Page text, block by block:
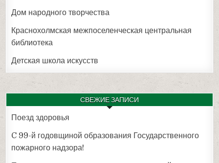
Дом народного творчества
Краснохолмская межпоселенческая центральная
библиотека
Детская школа искусств
СВЕЖИЕ ЗАПИСИ
Поезд здоровья
C 99-й годовщиной образования Государственного
пожарного надзора!